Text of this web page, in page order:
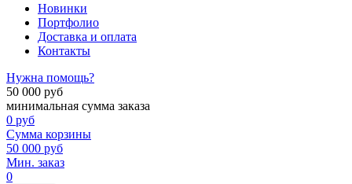
Новинки
Портфолио
Доставка и оплата
Контакты
Нужна помощь?
50 000 руб
минимальная сумма заказа
0 руб
Сумма корзины
50 000 руб
Мин. заказ
0